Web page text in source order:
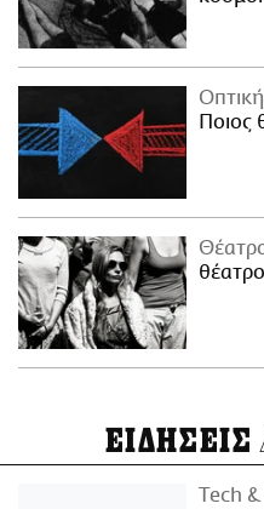
Ποιος
θέατρο
ΕΙΔΗΣΕΙΣ
Τech